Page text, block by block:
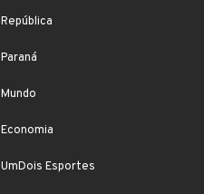
República
Paraná
Mundo
Economia
UmDois Esportes